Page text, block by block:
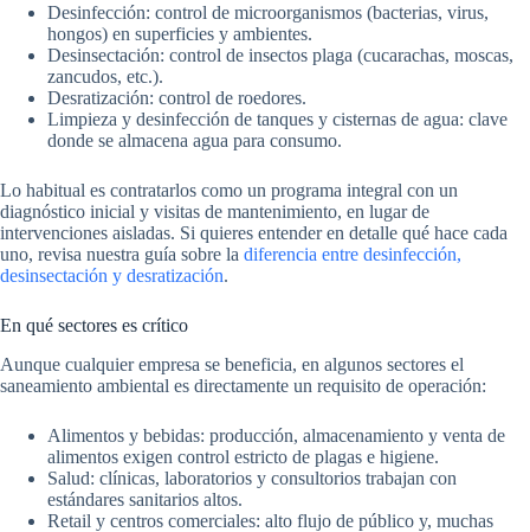
Desinfección: control de microorganismos (bacterias, virus,
hongos) en superficies y ambientes.
Desinsectación: control de insectos plaga (cucarachas, moscas,
zancudos, etc.).
Desratización: control de roedores.
Limpieza y desinfección de tanques y cisternas de agua: clave
donde se almacena agua para consumo.
Lo habitual es contratarlos como un programa integral con un
diagnóstico inicial y visitas de mantenimiento, en lugar de
intervenciones aisladas. Si quieres entender en detalle qué hace cada
uno, revisa nuestra guía sobre la diferencia entre desinfección,
desinsectación y desratización.
En qué sectores es crítico
Aunque cualquier empresa se beneficia, en algunos sectores el
saneamiento ambiental es directamente un requisito de operación:
Alimentos y bebidas: producción, almacenamiento y venta de
alimentos exigen control estricto de plagas e higiene.
Salud: clínicas, laboratorios y consultorios trabajan con
estándares sanitarios altos.
Retail y centros comerciales: alto flujo de público y, muchas